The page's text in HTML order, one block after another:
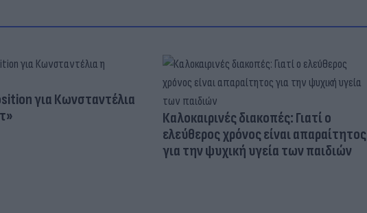
για Κωνσταντέλια
Καλοκαιρινές διακοπές: Γιατί ο
ελεύθερος χρόνος είναι απαραίτητος
για την ψυχική υγεία των παιδιών